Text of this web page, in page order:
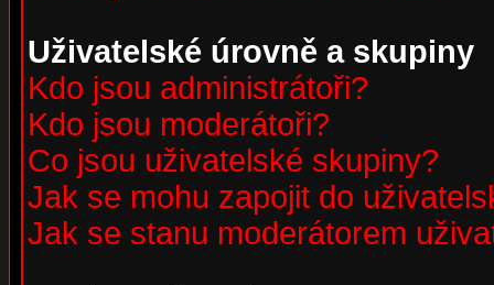
Uživatelské úrovně a skupiny
Kdo jsou administrátoři?
Kdo jsou moderátoři?
Co jsou uživatelské skupiny?
Jak se mohu zapojit do
Jak se stanu moderátorem